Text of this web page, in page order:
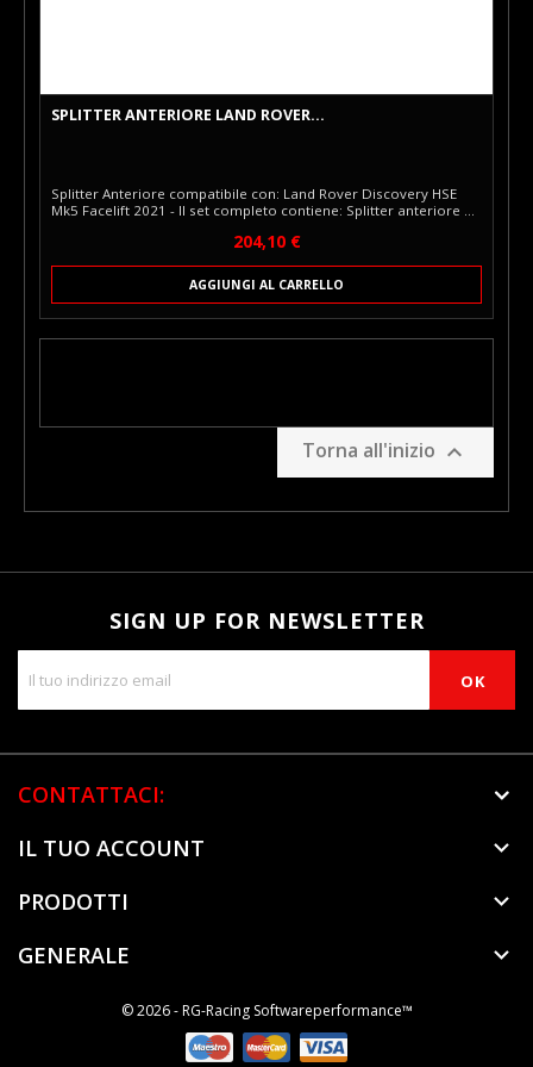
SPLITTER ANTERIORE LAND ROVER...
Splitter Anteriore compatibile con: Land Rover Discovery HSE
Mk5 Facelift 2021 - Il set completo contiene: Splitter anteriore Kit
Design è un elemento di stile installato sulla parte inferiore del
ne abbassa visivamente la posizione. Realizzato su misura per
questo modello, il splitter si integra perfettamente con la
Prezzo
204,10 €
AGGIUNGI AL CARRELLO
Torna all'inizio 
SIGN UP FOR NEWSLETTER
CONTATTACI:
IL TUO ACCOUNT

PRODOTTI 
GENERALE 
© 2026 - RG-Racing Softwareperformance™